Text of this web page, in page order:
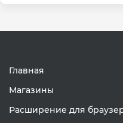
Главная
Магазины
Расширение для